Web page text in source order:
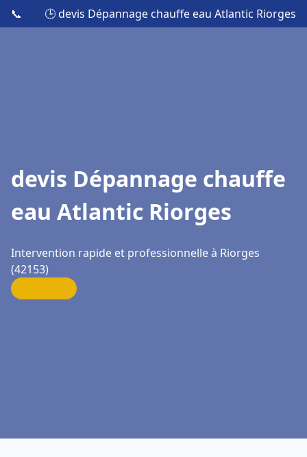
📞 🕒 devis Dépannage chauffe eau Atlantic Riorges
devis Dépannage chauffe
eau Atlantic Riorges
Intervention rapide et professionnelle à Riorges
(42153)